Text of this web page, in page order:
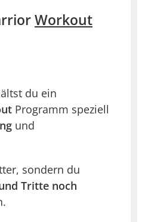
Workout
du ein
Programm speziell
und
sondern du
Tritte noch